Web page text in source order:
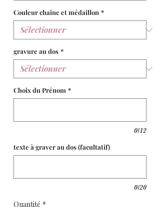
Couleur chaîne et médaillon *
gravure au dos *
Choix du Prénom *
0/12
texte à graver au dos (facultatif)
0/20
Quantité *